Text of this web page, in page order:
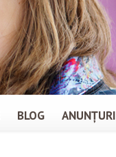
BLOG ANUNȚURI